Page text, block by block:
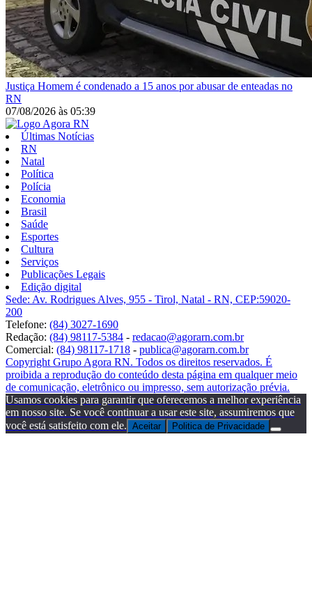
Justiça Homem é condenado a 15 anos por abusar de enteadas no
RN
07/08/2026 às 05:39
Últimas Notícias
RN
Natal
Política
Polícia
Economia
Brasil
Saúde
Esportes
Cultura
Serviços
Publicações Legais
Edição digital
Sede: Av. Rodrigues Alves, 955 - Tirol, Natal - RN, CEP:59020-
200
Telefone: (84) 3027-1690
Redação: (84) 98117-5384 - redacao@agorarn.com.br
Comercial: (84) 98117-1718 - publica@agorarn.com.br
Copyright Grupo Agora RN. Todos os direitos reservados. É
proibida a reprodução do conteúdo desta página em qualquer meio
de comunicação, eletrônico ou impresso, sem autorização prévia.
Usamos cookies para garantir que oferecemos a melhor experiência
em nosso site. Se você continuar a usar este site, assumiremos que
você está satisfeito com ele. Aceitar Politica de Privacidade